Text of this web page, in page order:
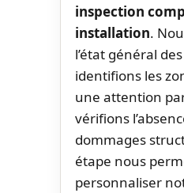
inspection
installation.
l’état général
identifions les
une attention
vérifions
dommages
étape nous
personnaliser